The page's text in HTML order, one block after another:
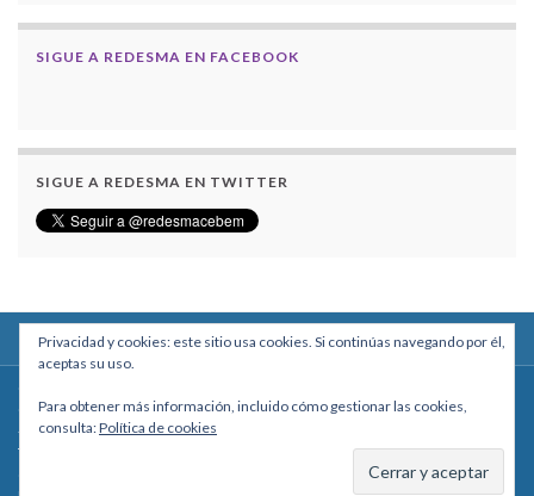
SIGUE A REDESMA EN FACEBOOK
SIGUE A REDESMA EN TWITTER
Calle Macario Pinilla # 2588 esq. Av. Arce, Edificio Arcadia, Mezzanine, Of. 101
- La Paz, Bolivia
Teléfono: +591 2431818 - Celular: +591 73027636
Privacidad y cookies: este sitio usa cookies. Si continúas navegando por él,
aceptas su uso.
Para obtener más información, incluido cómo gestionar las cookies,
consulta:Política de cookies